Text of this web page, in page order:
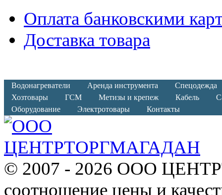
Оплата банковскими
Доставка товара
Водонагреватели Аренда инструмента
Спецодежда
Хозтовары
ГСМ Метизы и крепеж Кабель
Оборудование
Электротовары Контакты
© 2007 - 2026 ООО
соотношение цены и